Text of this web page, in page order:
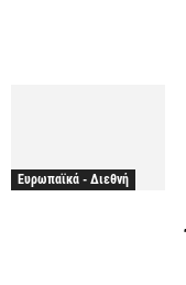
Ευρωπαϊκά - Διεθνή